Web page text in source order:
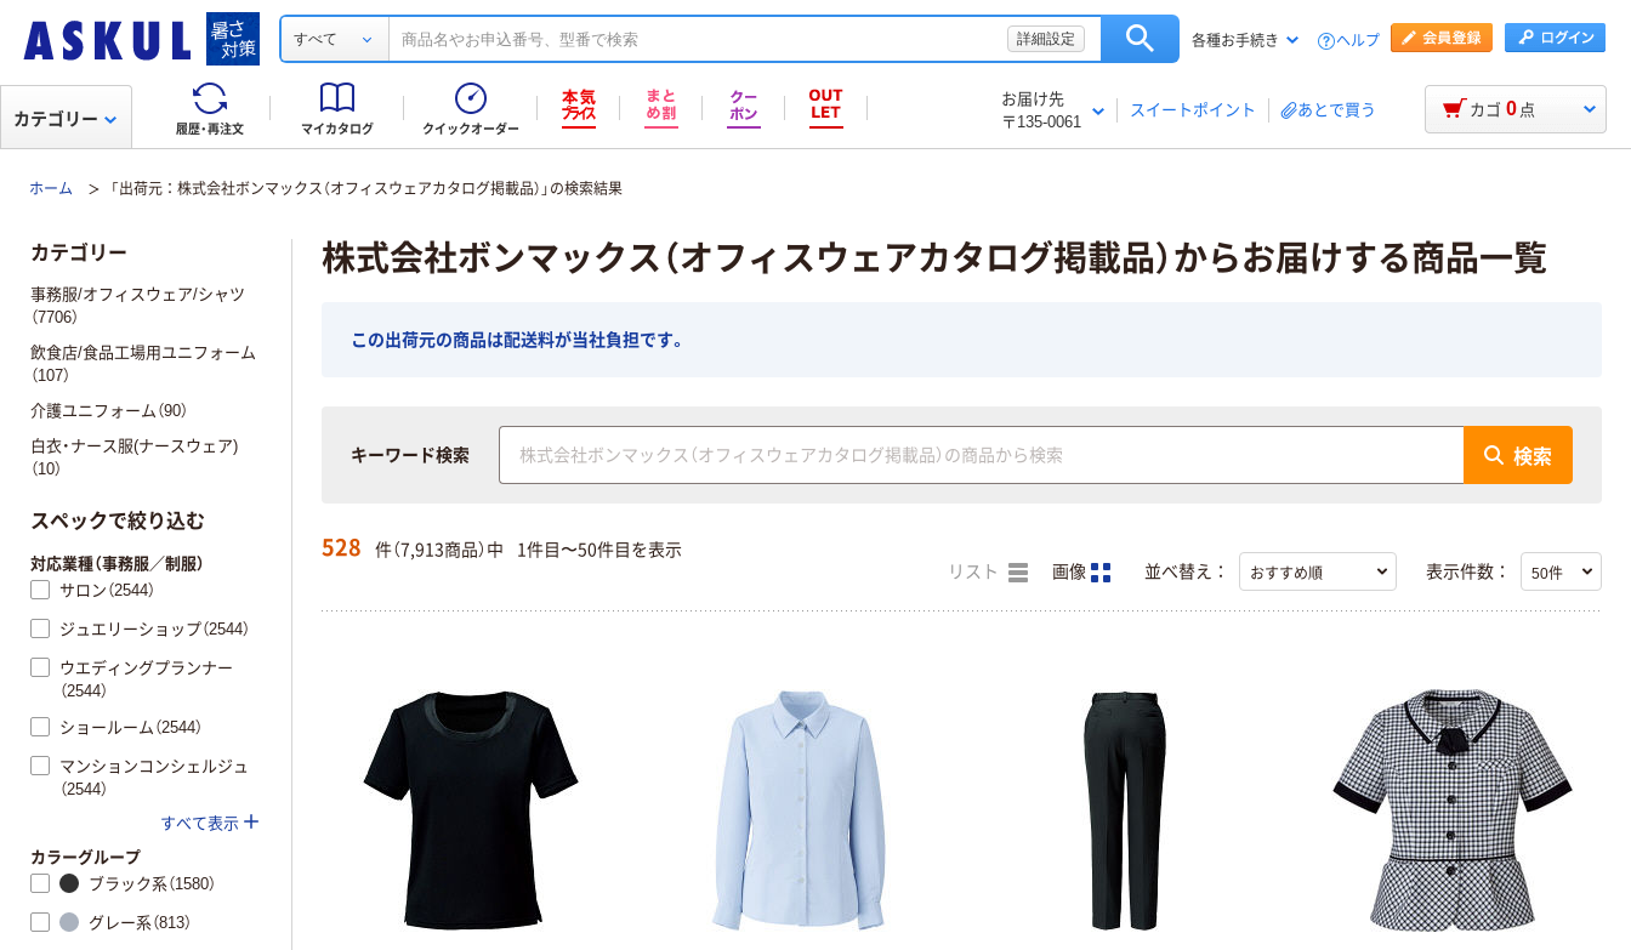
すべて 詳細設定 各種お手続き ヘルプ
履歴・再注文 マイカタログ クイックオーダー
お届け先
〒135-0061
スイートポイント あとで買う
カテゴリー カゴ 0 点
ホーム 「出荷元：株式会社ボンマックス（オフィスウェアカタログ掲載品）」の検索結果
株式会社ボンマックス（オフィスウェアカタログ掲載品）からお届けする商品一覧
この出荷元の商品は配送料が当社負担です。
キーワード検索 検索
528 件（7,913商品）中 1件目〜50件目を表示
リスト 画像 並べ替え： 表示件数：
カテゴリー
事務服/オフィスウェア/シャツ
（7706）
飲食店/食品工場用ユニフォーム
（107）
介護ユニフォーム（90）
白衣・ナース服(ナースウェア)
（10）
スペックで絞り込む
対応業種（事務服／制服）
サロン（2544）
ジュエリーショップ（2544）
ウエディングプランナー
（2544）
ショールーム（2544）
マンションコンシェルジュ
（2544）
すべて表示
カラーグループ
ブラック系（1580）
グレー系（813）